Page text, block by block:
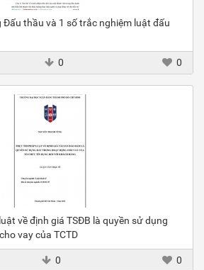
thầu và 1 số trắc nghiệm luật đấu
0 0
về định giá TSĐB là quyền sử dụng
vay của TCTD
0 0